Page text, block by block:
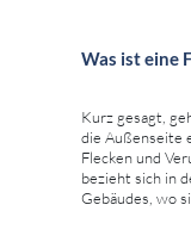
Was ist eine
Kurz gesagt,
die Außenseite
Flecken und
bezieht sich in
Gebäudes, wo